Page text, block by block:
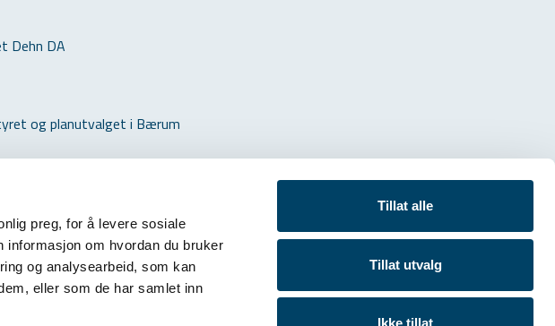
preg, for å levere sosiale
informasjon om hvordan du bruker
og analysearbeid, som kan
eller som de har samlet inn
Tillat alle
Tillat utvalg
Ikke tillat
Dehn DA
og planutvalget i Bærum
Rådhuskvartalet, Rådhustorget 5, Sandvika
Postboks 216, 1300 Sandvika